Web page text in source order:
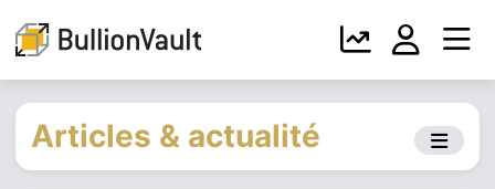
Articles & actualité